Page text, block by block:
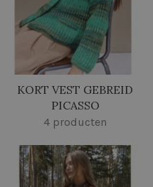
KORT VEST GEBREID
PICASSO
4 producten